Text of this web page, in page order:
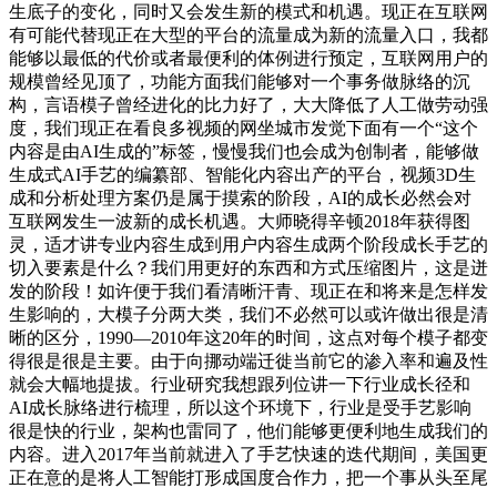
生底子的变化，同时又会发生新的模式和机遇。现正在互联网
有可能代替现正在大型的平台的流量成为新的流量入口，我都
能够以最低的代价或者最便利的体例进行预定，互联网用户的
规模曾经见顶了，功能方面我们能够对一个事务做脉络的沉
构，言语模子曾经进化的比力好了，大大降低了人工做劳动强
度，我们现正在看良多视频的网坐城市发觉下面有一个“这个
内容是由AI生成的”标签，慢慢我们也会成为创制者，能够做
生成式AI手艺的编纂部、智能化内容出产的平台，视频3D生
成和分析处理方案仍是属于摸索的阶段，AI的成长必然会对
互联网发生一波新的成长机遇。大师晓得辛顿2018年获得图
灵，适才讲专业内容生成到用户内容生成两个阶段成长手艺的
切入要素是什么？我们用更好的东西和方式压缩图片，这是迸
发的阶段！如许便于我们看清晰汗青、现正在和将来是怎样发
生影响的，大模子分两大类，我们不必然可以或许做出很是清
晰的区分，1990—2010年这20年的时间，这点对每个模子都变
得很是很是主要。由于向挪动端迁徙当前它的渗入率和遍及性
就会大幅地提拔。行业研究我想跟列位讲一下行业成长径和
AI成长脉络进行梳理，所以这个环境下，行业是受手艺影响
很是快的行业，架构也雷同了，他们能够更便利地生成我们的
内容。进入2017年当前就进入了手艺快速的迭代期间，美国更
正在意的是将人工智能打形成国度合作力，把一个事从头至尾